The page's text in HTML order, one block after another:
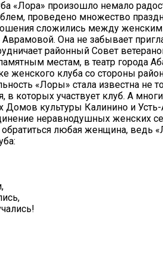
«Лора» произошло немало
проведено множество
сложились между
Она не забывает
районный Совет
местам, в театр города
женского клуба со стороны
«Лоры» стала известна не
в которых участвует клуб. А
Домов культуры Калинино и Усть-
неравнодушных женских
любая женщина, ведь